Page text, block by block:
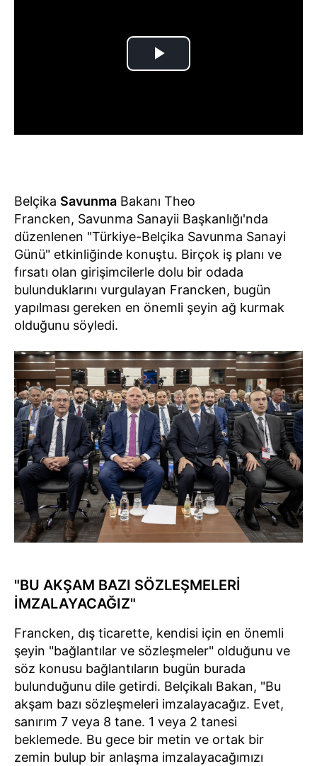
Belçika Savunma Bakanı Theo
Francken, Savunma Sanayii Başkanlığı'nda
düzenlenen "Türkiye-Belçika Savunma Sanayi
Günü" etkinliğinde konuştu. Birçok iş planı ve
fırsatı olan girişimcilerle dolu bir odada
bulunduklarını vurgulayan Francken, bugün
yapılması gereken en önemli şeyin ağ kurmak
olduğunu söyledi.
"BU AKŞAM BAZI SÖZLEŞMELERİ
İMZALAYACAĞIZ"
Francken, dış ticarette, kendisi için en önemli
şeyin "bağlantılar ve sözleşmeler" olduğunu ve
söz konusu bağlantıların bugün burada
bulunduğunu dile getirdi. Belçikalı Bakan, "Bu
akşam bazı sözleşmeleri imzalayacağız. Evet,
sanırım 7 veya 8 tane. 1 veya 2 tanesi
beklemede. Bu gece bir metin ve ortak bir
zemin bulup bir anlaşma imzalayacağımızı